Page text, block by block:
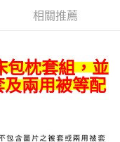
轉至「AFTEE先享後付」
結帳。
連結，可透過四大超商／
您需要取消訂單，請聯絡
相關推薦
枕套組，並
兩用被等配